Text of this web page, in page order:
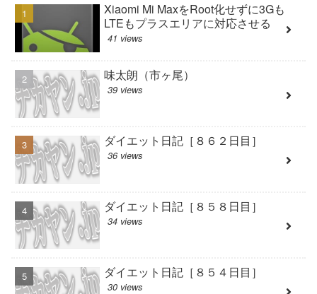
Xiaomi Mi MaxをRoot化せずに3Gも
LTEもプラスエリアに対応させる
41 views
味太朗（市ヶ尾）
39 views
ダイエット日記［８６２日目］
36 views
ダイエット日記［８５８日目］
34 views
ダイエット日記［８５４日目］
30 views